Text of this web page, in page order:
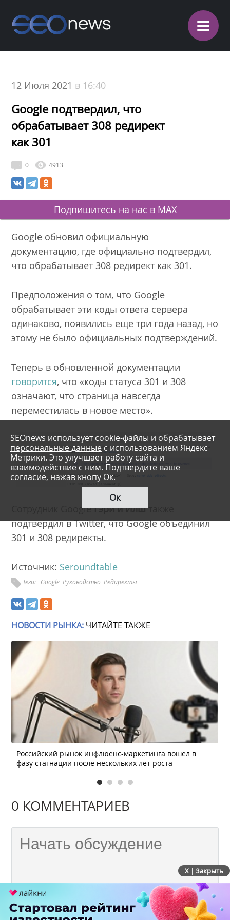
≡
12 Июля 2021 в 16:40
Google подтвердил, что
обрабатывает 308 редирект
как 301
0 4913
Подпишитесь на нас в MAX
Google обновил официальную
документацию, где официально подтвердил,
что обрабатывает 308 редирект как 301.
Предположения о том, что Google
обрабатывает эти коды ответа сервера
одинаково, появились еще три года назад, но
этому не было официальных подтверждений.
Теперь в обновленной документации
говорится, что «коды статуса 301 и 308
означают, что страница навсегда
переместилась в новое место».
Сотрудник GoogleГэри и Илштакже
подтвердил в Twitter, что Google объединил
301 и 308 редиректы.
Источник: Seroundtable
Теги: Google Руководство Редиректы
SEOnews использует cookie-файлы и обрабатывает
персональные данныес использованием Яндекс
Метрики. Это улучшает работу сайта и
взаимодействие с ним. Подтвердите ваше
согласие, нажав кнопу Ок.
Ок
НОВОСТИ РЫНКА: ЧИТАЙТЕ ТАКЖЕ
Российский рынок инфлюенс-маркетинга вошел в
фазу стагнации после нескольких лет роста
0 КОММЕНТАРИЕВ
X | Закрыть